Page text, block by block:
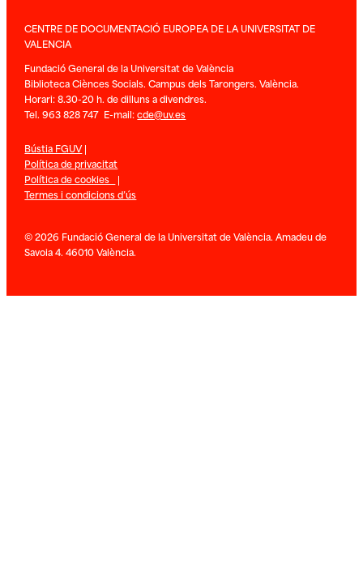
CENTRE DE DOCUMENTACIÓ EUROPEA DE LA UNIVERSITAT DE
VALENCIA
Fundació General de la Universitat de València
Biblioteca Ciènces Socials. Campus dels Tarongers. València.
Horari: 8.30-20 h. de dilluns a divendres.
Tel. 963 828 747 E-mail:cde@uv.es
Bústia FGUV|
Política de privacitat
Política de cookies |
Termes i condicions d’ús
© 2026 Fundació General de la Universitat de València. Amadeu de
Savoia 4. 46010 València.